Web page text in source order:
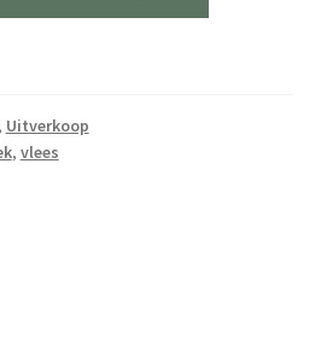
, Uitverkoop
, vlees